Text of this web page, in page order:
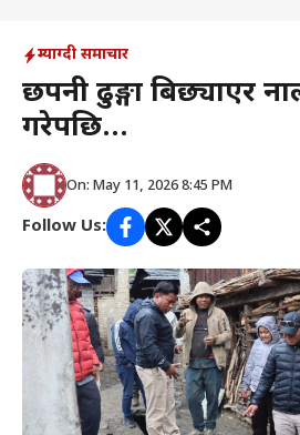
म्याग्दी समाचार
छपनी ढुङ्गा बिछ्याएर
गरेपछि…
On: May 11, 2026 8:45 PM
Follow Us: